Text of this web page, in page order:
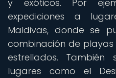
y exóticos. Por
expediciones a
Maldivas, donde se
combinación de
estrellados.
lugares como el